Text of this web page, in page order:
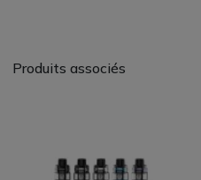
Produits associés